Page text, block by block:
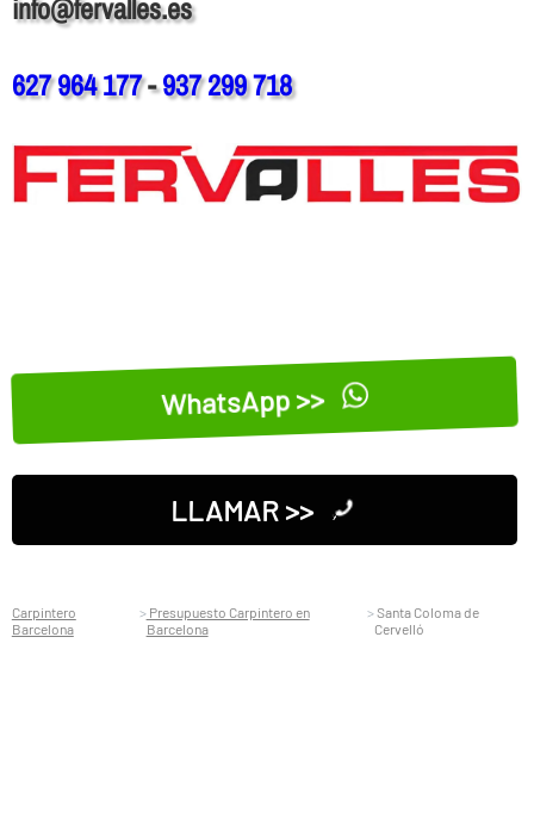
info@fervalles.es
627 964 177-937 299 718
WhatsApp >>
LLAMAR >>
Carpintero
Barcelona
Presupuesto Carpintero en
Barcelona
Santa Coloma de
Cervelló